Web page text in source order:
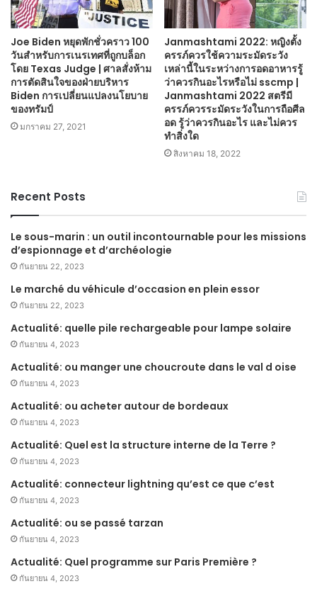
Joe Biden หยุดพักชั่วคราว 100
วันสำหรับการเนรเทศที่ถูกบล็อก
โดย Texas Judge | ศาลสั่งห้าม
การตัดสินใจของฝ่ายบริหาร
Biden การเปลี่ยนแปลงนโยบาย
ของทรัมป์
มกราคม 27, 2021
Janmashtami 2022: หญิงตั้ง
ครรภ์ควรใช้ความระมัดระวัง
เหล่านี้ในระหว่างการอดอาหารรู้
ว่าควรกินอะไรหรือไม่ sscmp |
Janmashtami 2022 สตรีมี
ครรภ์ควรระมัดระวังในการถือศีล
อด รู้ว่าควรกินอะไร และไม่ควร
ทำสิ่งใด
สิงหาคม 18, 2022
Recent Posts
Le sous-marin : un outil incontournable pour les missions
d’espionnage et d’archéologie
กันยายน 22, 2023
Le marché du véhicule d’occasion en plein essor
กันยายน 22, 2023
Actualité: quelle pile rechargeable pour lampe solaire
กันยายน 4, 2023
Actualité: ou manger une choucroute dans le val d oise
กันยายน 4, 2023
Actualité: ou acheter autour de bordeaux
กันยายน 4, 2023
Actualité: Quel est la structure interne de la Terre ?
กันยายน 4, 2023
Actualité: connecteur lightning qu’est ce que c’est
กันยายน 4, 2023
Actualité: ou se passé tarzan
กันยายน 4, 2023
Actualité: Quel programme sur Paris Première ?
กันยายน 4, 2023